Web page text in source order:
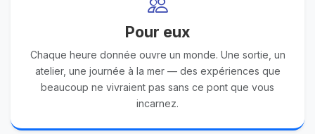
Pour eux
Chaque heure donnée ouvre un monde. Une sortie, un
atelier, une journée à la mer — des expériences que
beaucoup ne vivraient pas sans ce pont que vous
incarnez.